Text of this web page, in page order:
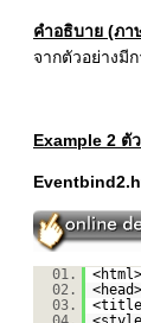
คำอธิบาย (ภา
จากตัวอย่างมี
Example 2 ตั
01.
<html>
02.
<head>
03.